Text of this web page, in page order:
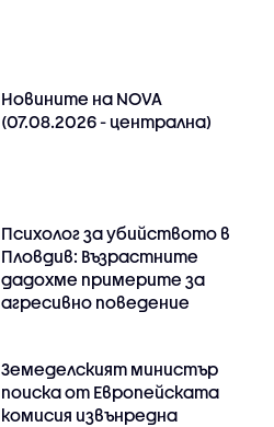
Новините на NOVA
(07.08.2026 - централна)
Психолог за убийството в
Пловдив: Възрастните
дадохме примерите за
агресивно поведение
Земеделският министър
поиска от Европейската
комисия извънредна